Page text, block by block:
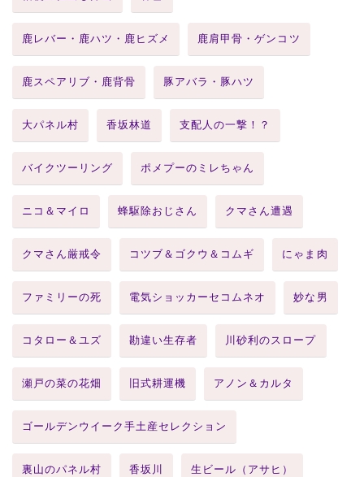
鹿レバー・鹿ハツ・鹿ヒズメ 鹿肩甲骨・ゲンコツ
鹿スペアリブ・鹿背骨 豚アバラ・豚ハツ
大パネル村 香坂林道 支配人の一撃！？
バイクツーリング ポメプーのミレちゃん
ニコ＆マイロ 蜂駆除おじさん クマさん遭遇
クマさん厳戒令 コツブ＆ゴクウ＆コムギ にゃま肉
ファミリーの死 電気ショッカーセコムネオ 妙な男
コタロー＆ユズ 勘違い生存者 川砂利のスロープ
瀬戸の菜の花畑 旧式耕運機 アノン＆カルタ
ゴールデンウイーク手土産セレクション
裏山のパネル村 香坂川 生ビール（アサヒ）